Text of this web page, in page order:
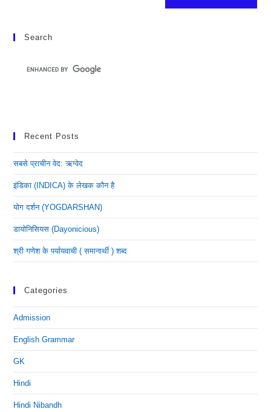
Search
Recent Posts
सबसे प्राचीन वेद: ऋग्वेद
इंडिका (INDICA) के लेखक कौन है
योग दर्शन (YOGDARSHAN)
डायोनिसियस (dayonicious)
श्री गणेश के पर्यायवाची ( समानार्थी ) शब्द
Categories
Admission
English Grammar
GK
Hindi
Hindi Nibandh